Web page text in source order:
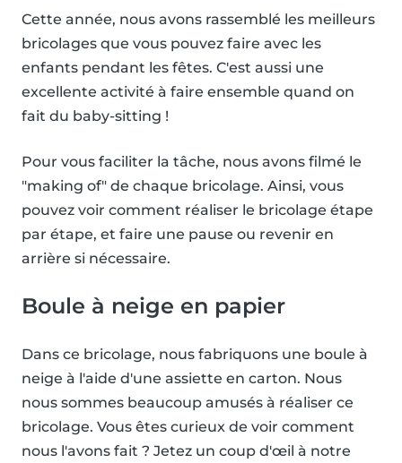
Cette année, nous avons rassemblé les meilleurs
bricolages que vous pouvez faire avec les
enfants pendant les fêtes. C'est aussi une
excellente activité à faire ensemble quand on
fait du baby-sitting !
Pour vous faciliter la tâche, nous avons filmé le
"making of" de chaque bricolage. Ainsi, vous
pouvez voir comment réaliser le bricolage étape
par étape, et faire une pause ou revenir en
arrière si nécessaire.
Boule à neige en papier
Dans ce bricolage, nous fabriquons une boule à
neige à l'aide d'une assiette en carton. Nous
nous sommes beaucoup amusés à réaliser ce
bricolage. Vous êtes curieux de voir comment
nous l'avons fait ? Jetez un coup d'œil à notre